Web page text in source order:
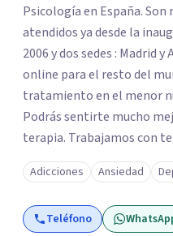
Psicología en España. Son
atendidos ya desde la
2006 y dos sedes : Madrid
online para el resto del mundo.
tratamiento en el menor
Podrás sentirte mucho
terapia. Trabajamos con
terapia te resultará de
tus objetivos. Entre
terapia de pareja y
problemas emocionales,
Adicciones Ansiedad
Teléfono